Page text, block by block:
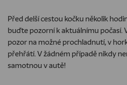
Před delší cestou kočku několik
buďte pozorní k aktuálnímu počasí.
pozor na možné prochladnutí, v
přehřátí. V žádném případě nikdy
samotnou v autě!